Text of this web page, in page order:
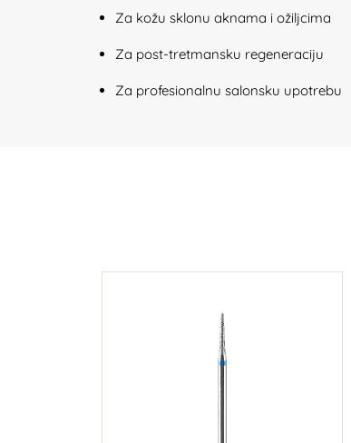
Za kožu sklonu aknama i ožiljcima
Za post-tretmansku regeneraciju
Za profesionalnu salonsku upotrebu